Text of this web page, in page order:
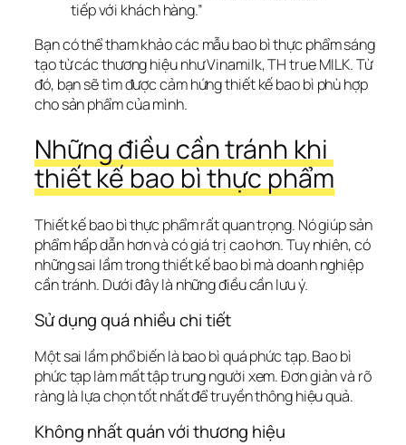
tiếp với khách hàng.”
Bạn có thể tham khảo các mẫu bao bì thực phẩm sáng
tạo từ các thương hiệu như Vinamilk, TH true MILK. Từ
đó, bạn sẽ tìm được cảm hứng thiết kế bao bì phù hợp
cho sản phẩm của mình.
Những điều cần tránh khi
thiết kế bao bì thực phẩm
Thiết kế bao bì thực phẩm rất quan trọng. Nó giúp sản
phẩm hấp dẫn hơn và có giá trị cao hơn. Tuy nhiên, có
những sai lầm trong thiết kế bao bì mà doanh nghiệp
cần tránh. Dưới đây là những điều cần lưu ý.
Sử dụng quá nhiều chi tiết
Một sai lầm phổ biến là bao bì quá phức tạp. Bao bì
phức tạp làm mất tập trung người xem. Đơn giản và rõ
ràng là lựa chọn tốt nhất để truyền thông hiệu quả.
Không nhất quán với thương hiệu